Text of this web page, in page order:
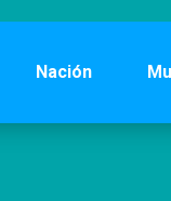
Nación